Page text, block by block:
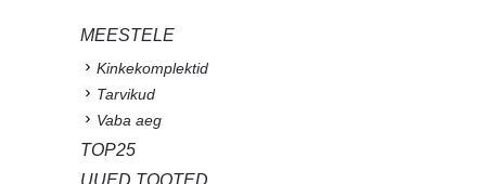
MEESTELE
Kinkekomplektid
Tarvikud
Vaba aeg
TOP25